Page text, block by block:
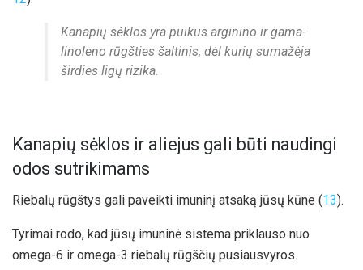
Kanapių sėklos yra puikus arginino ir gama-
linoleno rūgšties šaltinis, dėl kurių sumažėja
širdies ligų rizika.
Kanapių sėklos ir aliejus gali būti naudingi
odos sutrikimams
Riebalų rūgštys gali paveikti imuninį atsaką jūsų kūne (13).
Tyrimai rodo, kad jūsų imuninė sistema priklauso nuo
omega-6 ir omega-3 riebalų rūgščių pusiausvyros.